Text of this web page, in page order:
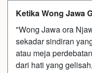
Ketika Wong Jawa
"Wong Jawa ora
sekadar sindiran
atau meja
dari hati yang